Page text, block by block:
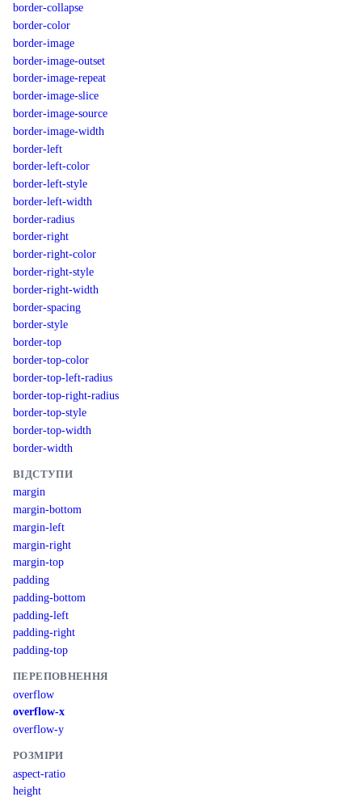
border-collapse
border-color
border-image
border-image-outset
border-image-repeat
border-image-slice
border-image-source
border-image-width
border-left
border-left-color
border-left-style
border-left-width
border-radius
border-right
border-right-color
border-right-style
border-right-width
border-spacing
border-style
border-top
border-top-color
border-top-left-radius
border-top-right-radius
border-top-style
border-top-width
border-width
ВІДСТУПИ
margin
margin-bottom
margin-left
margin-right
margin-top
padding
padding-bottom
padding-left
padding-right
padding-top
ПЕРЕПОВНЕННЯ
overflow
overflow-x
overflow-y
РОЗМІРИ
aspect-ratio
height